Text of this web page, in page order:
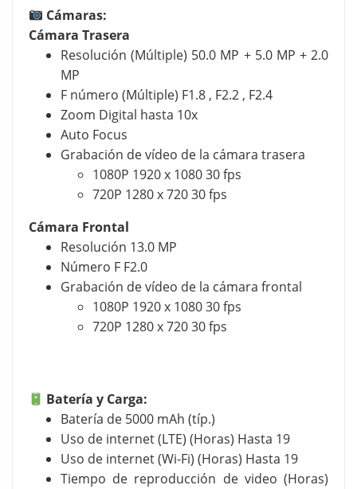
Cámaras:
Cámara Trasera
Resolución (Múltiple) 50.0 MP + 5.0 MP + 2.0
MP
F número (Múltiple) F1.8 , F2.2 , F2.4
Zoom Digital hasta 10x
Auto Focus
Grabación de vídeo de la cámara trasera
1080P 1920 x 1080 30 fps
720P 1280 x 720 30 fps
Cámara Frontal
Resolución 13.0 MP
Número F F2.0
Grabación de vídeo de la cámara frontal
1080P 1920 x 1080 30 fps
720P 1280 x 720 30 fps
Batería y Carga:
Batería de 5000 mAh (típ.)
Uso de internet (LTE) (Horas) Hasta 19
Uso de internet (Wi-Fi) (Horas) Hasta 19
Tiempo de reproducción de video (Horas)